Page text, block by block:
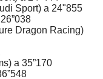
Sport) a 24"855
Dragon Racing)
a 35”170